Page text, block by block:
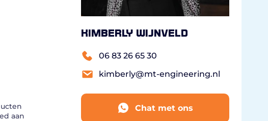
aan
Kimberly Wijnveld
06 83 26 65 30
kimberly@mt-engineering.nl
Chat met ons